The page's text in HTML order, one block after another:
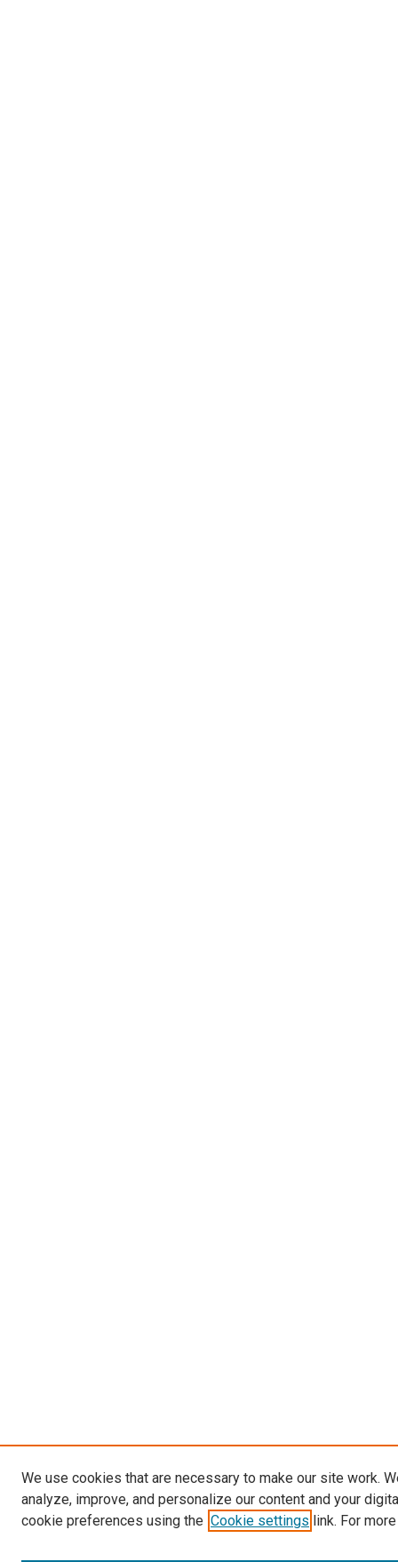
We use cookies that are necessary to make our site work.
analyze, improve, and personalize our content and your
cookie preferences using the Cookie settings link. For